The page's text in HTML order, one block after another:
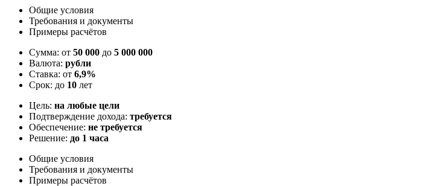
Общие условия
Требования и документы
Примеры расчётов
Сумма: от 50 000 до 5 000 000
Валюта: рубли
Ставка: от 6,9%
Срок: до 10 лет
Цель: на любые цели
Подтверждение дохода: требуется
Обеспечение: не требуется
Решение: до 1 часа
Общие условия
Требования и документы
Примеры расчётов